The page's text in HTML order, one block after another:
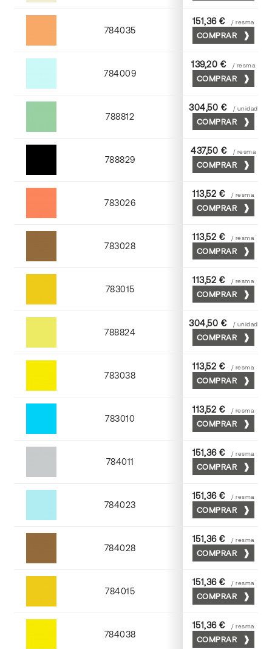
784035
Chamoix
151,36 € / resma
COMPRAR
784009
Azul
139,20 € / resma
COMPRAR
788812
Nilo
304,50 € / unidad
COMPRAR
788829
Negro
437,50 € / resma
COMPRAR
783026
Palosanto
113,52 € / resma
COMPRAR
783028
Tabaco
113,52 € / resma
COMPRAR
783015
Golden
113,52 € / resma
COMPRAR
788824
Cromo
304,50 € / unidad
COMPRAR
783038
Yema
113,52 € / resma
COMPRAR
783010
Mediterraneo
113,52 € / resma
COMPRAR
784011
Cendra
151,36 € / resma
COMPRAR
784023
Atlantic
151,36 € / resma
COMPRAR
784028
Tabaco
151,36 € / resma
COMPRAR
784015
Golden
151,36 € / resma
COMPRAR
784038
Yema
151,36 € / resma
COMPRAR